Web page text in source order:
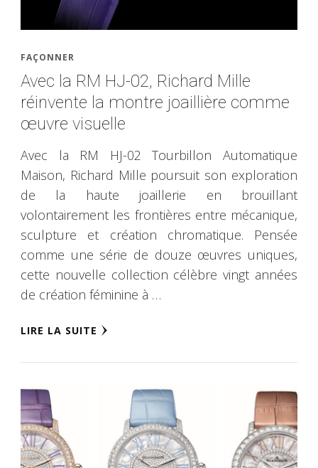
FAÇONNER
Avec la RM HJ-02, Richard Mille
réinvente la montre joaillière comme
œuvre visuelle
Avec la RM HJ-02 Tourbillon Automatique
Maison, Richard Mille poursuit son exploration
de la haute joaillerie en brouillant
volontairement les frontières entre mécanique,
sculpture et création chromatique. Pensée
comme une série de douze œuvres uniques,
cette nouvelle collection célèbre vingt années
de création féminine à …
LIRE LA SUITE